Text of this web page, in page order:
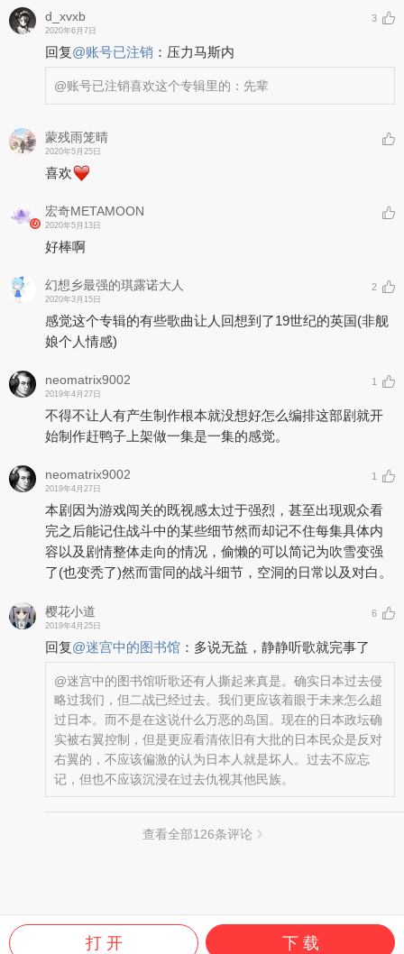
d_xvxb
2020年6月7日
3
回复@账号已注销 ： 压力马斯内
@账号已注销喜欢这个专辑里的：先辈
蒙残雨笼晴
2020年5月25日
喜欢
宏奇METAMOON
2020年5月13日
好棒啊
幻想乡最强的琪露诺大人
2020年3月15日
2
感觉这个专辑的有些歌曲让人回想到了19世纪的英国(非舰
娘个人情感)
neomatrix9002
2019年4月27日
1
不得不让人有产生制作根本就没想好怎么编排这部剧就开
始制作赶鸭子上架做一集是一集的感觉。
neomatrix9002
2019年4月27日
1
本剧因为游戏闯关的既视感太过于强烈，甚至出现观众看
完之后能记住战斗中的某些细节然而却记不住每集具体内
容以及剧情整体走向的情况，偷懒的可以简记为吹雪变强
了(也变秃了)然而雷同的战斗细节，空洞的日常以及对白。
樱花小道
2019年4月25日
6
回复@迷宫中的图书馆 ： 多说无益，静静听歌就完事了
@迷宫中的图书馆听歌还有人撕起来真是。确实日本过去侵
略过我们，但二战已经过去。我们更应该着眼于未来怎么超
过日本。而不是在这说什么万恶的岛国。现在的日本政坛确
实被右翼控制，但是更应看清依旧有大批的日本民众是反对
右翼的，不应该偏激的认为日本人就是坏人。过去不应忘
记，但也不应该沉浸在过去仇视其他民族。
查看全部126条评论
打 开 下 载